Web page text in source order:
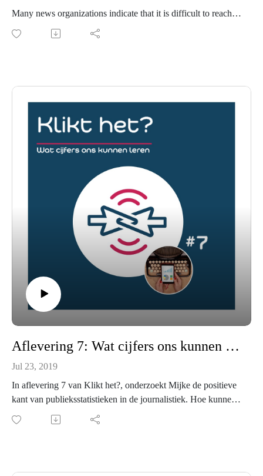
Many news organizations indicate that it is difficult to reach
young people - say between 18 and 28 years old. It is hard to
interest them in news and engage them. This can be a problem
use of young people. They share the results of a small-scale
Media at Erasmus University Rotterdam.
Aflevering 7: Wat cijfers ons kunnen leren
Jul 23, 2019
In aflevering 7 van Klikt het?, onderzoekt Mijke de positieve
kant van publieksstatistieken in de journalistiek. Hoe kunnen
journalistieke organisaties profiteren van gebruikscijfers? Wat
kunnen de cijfers ons leren? Ook in deze aflevering; een
edit door Samuel Vitikainen.